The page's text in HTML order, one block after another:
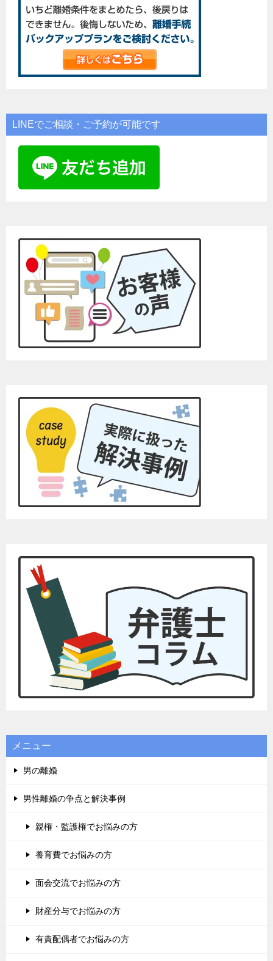
LINEでご相談・ご予約が可能です
メニュー
男の離婚
男性離婚の争点と解決事例
親権・監護権でお悩みの方
養育費でお悩みの方
面会交流でお悩みの方
財産分与でお悩みの方
有責配偶者でお悩みの方